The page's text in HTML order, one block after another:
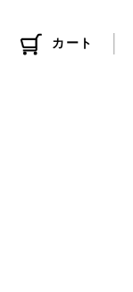
カート 森